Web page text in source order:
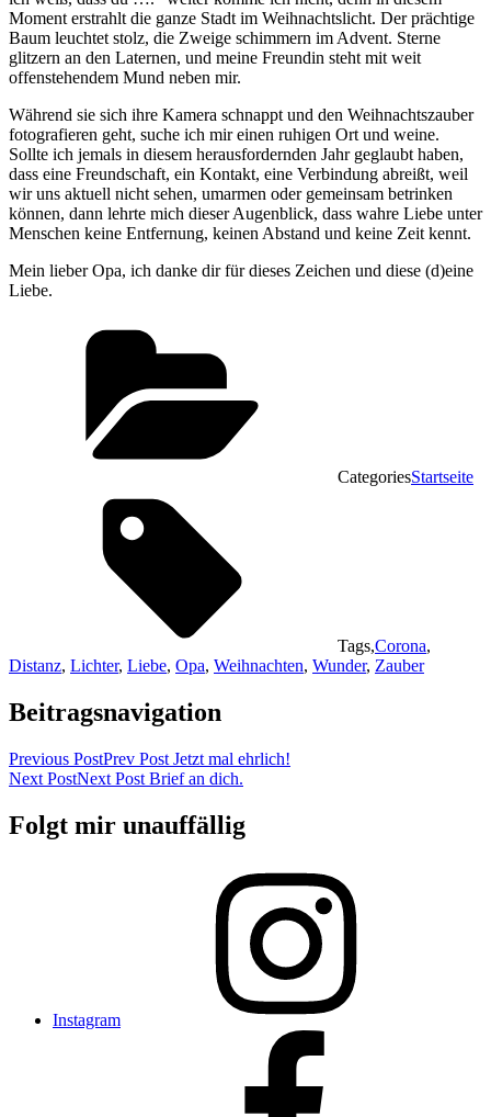
Moment erstrahlt die ganze Stadt im Weihnachtslicht. Der prächtige
Baum leuchtet stolz, die Zweige schimmern im Advent. Sterne
glitzern an den Laternen, und meine Freundin steht mit weit
offenstehendem Mund neben mir.
Während sie sich ihre Kamera schnappt und den Weihnachtszauber
fotografieren geht, suche ich mir einen ruhigen Ort und weine.
Sollte ich jemals in diesem herausfordernden Jahr geglaubt haben,
dass eine Freundschaft, ein Kontakt, eine Verbindung abreißt, weil
wir uns aktuell nicht sehen, umarmen oder gemeinsam betrinken
können, dann lehrte mich dieser Augenblick, dass wahre Liebe unter
Menschen keine Entfernung, keinen Abstand und keine Zeit kennt.
Mein lieber Opa, ich danke dir für dieses Zeichen und diese (d)eine
Liebe.
CategoriesStartseite
Tags,Corona,
Distanz, Lichter, Liebe, Opa, Weihnachten, Wunder, Zauber
Beitragsnavigation
Previous PostPrev Post Jetzt mal ehrlich!
Next PostNext Post Brief an dich.
Folgt mir unauffällig
Instagram